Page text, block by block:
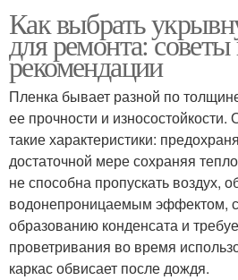
Как выбрать
для ремонта:
рекомендации
Пленка бывает разной по
ее прочности и
такие характеристики:
достаточной мере сохраняя
не способна пропускать воздух,
водонепроницаемым эффектом,
образованию конденсата и
проветривания во время
каркас обвисает после дождя.